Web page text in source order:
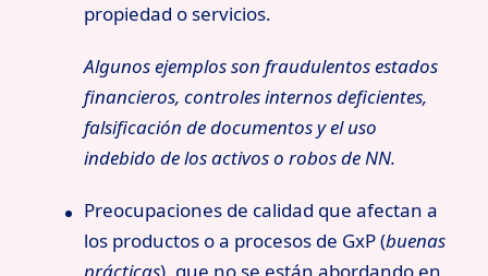
propiedad o servicios.
Algunos ejemplos son fraudulentos estados
financieros, controles internos deficientes,
falsificación de documentos y el uso
indebido de los activos o robos de NN.
Preocupaciones de calidad que afectan a
los productos o a procesos de GxP (buenas